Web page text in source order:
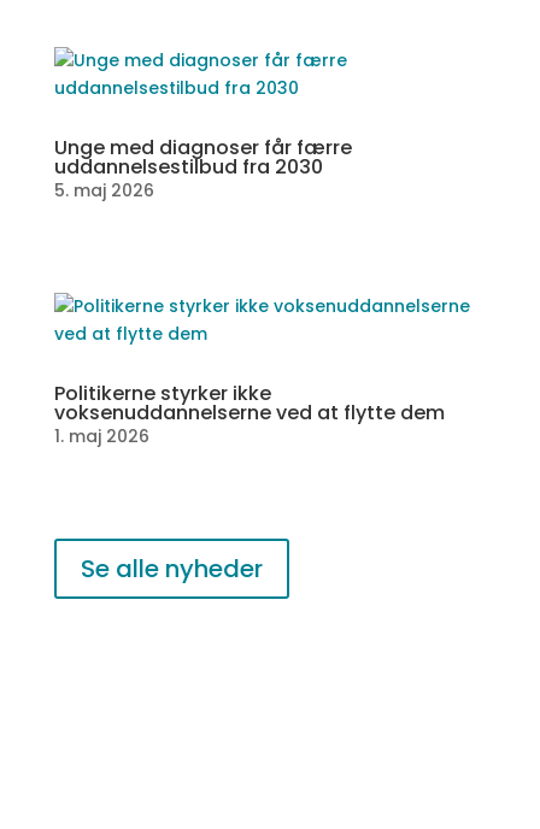
Unge med diagnoser får færre
uddannelsestilbud fra 2030
5. maj 2026
Politikerne styrker ikke
voksenuddannelserne ved at flytte dem
1. maj 2026
Se alle nyheder